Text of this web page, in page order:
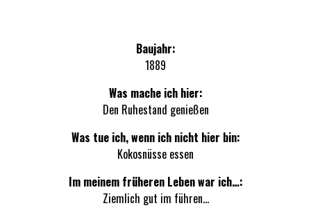
Baujahr:
1889
Was mache ich hier:
Den Ruhestand genießen
Was tue ich, wenn ich nicht hier bin:
Kokosnüsse essen
Im meinem früheren Leben war ich…:
Ziemlich gut im führen…